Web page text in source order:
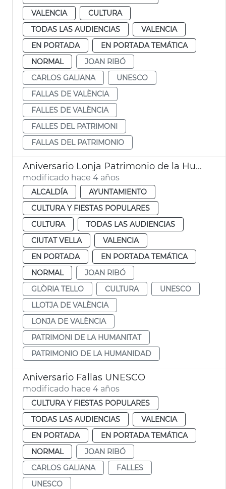
VALENCIA
CULTURA
TODAS LAS AUDIENCIAS
VALENCIA
EN PORTADA
EN PORTADA TEMÁTICA
NORMAL
JOAN RIBÓ
CARLOS GALIANA
UNESCO
FALLAS DE VALÈNCIA
FALLES DE VALÈNCIA
FALLES DEL PATRIMONI
FALLAS DEL PATRIMONIO
Aniversario Lonja Patrimonio de la Humanidad
modificado hace 4 años
ALCALDÍA
AYUNTAMIENTO
CULTURA Y FIESTAS POPULARES
CULTURA
TODAS LAS AUDIENCIAS
CIUTAT VELLA
VALENCIA
EN PORTADA
EN PORTADA TEMÁTICA
NORMAL
JOAN RIBÓ
GLÒRIA TELLO
CULTURA
UNESCO
LLOTJA DE VALÈNCIA
LONJA DE VALÈNCIA
PATRIMONI DE LA HUMANITAT
PATRIMONIO DE LA HUMANIDAD
Aniversario Fallas UNESCO
modificado hace 4 años
CULTURA Y FIESTAS POPULARES
TODAS LAS AUDIENCIAS
VALENCIA
EN PORTADA
EN PORTADA TEMÁTICA
NORMAL
JOAN RIBÓ
CARLOS GALIANA
FALLES
UNESCO